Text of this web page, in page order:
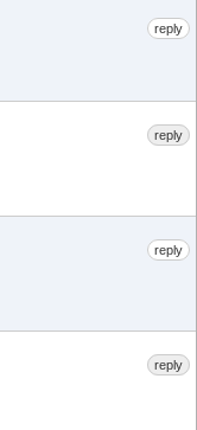
reply
reply
reply
reply